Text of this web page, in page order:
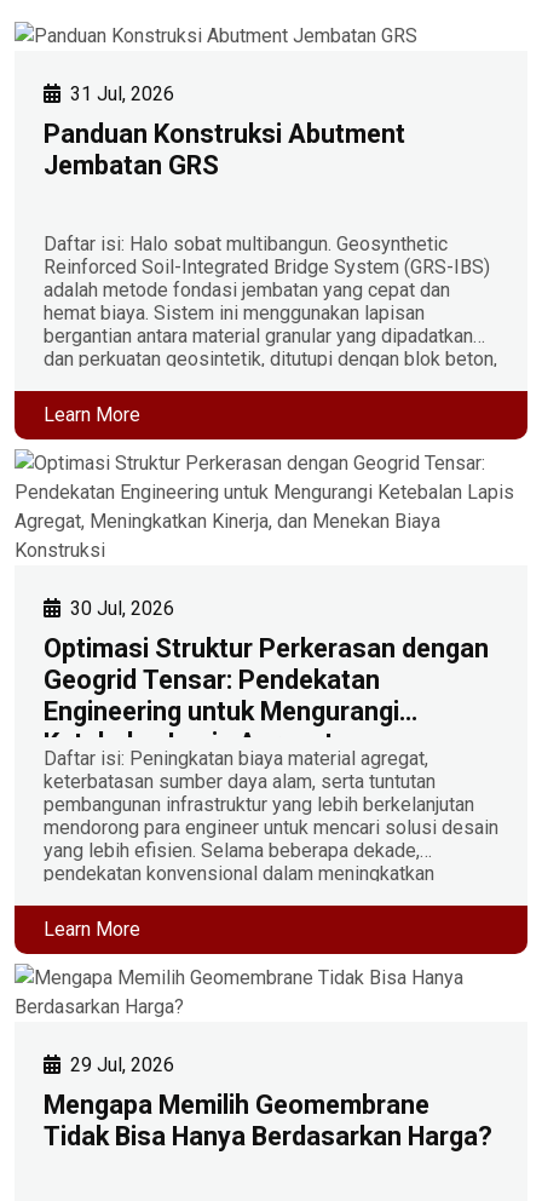
31 Jul, 2026
Panduan Konstruksi Abutment
Jembatan GRS
Daftar isi: Halo sobat multibangun. Geosynthetic
Reinforced Soil-Integrated Bridge System (GRS-IBS)
adalah metode fondasi jembatan yang cepat dan
hemat biaya. Sistem ini menggunakan lapisan
bergantian antara material granular yang dipadatkan
dan perkuatan geosintetik, ditutupi dengan blok beton,
langsung tanpa pengecoran beton atau fondasi tiang
pancang dalam. Apa Itu Sistem Jembatan […]
Learn More
30 Jul, 2026
Optimasi Struktur Perkerasan dengan
Geogrid Tensar: Pendekatan
Engineering untuk Mengurangi
Ketebalan Lapis Agregat,
Meningkatkan Kinerja, dan Menekan
Biaya Konstruksi
Daftar isi: Peningkatan biaya material agregat,
keterbatasan sumber daya alam, serta tuntutan
pembangunan infrastruktur yang lebih berkelanjutan
mendorong para engineer untuk mencari solusi desain
yang lebih efisien. Selama beberapa dekade,
pendekatan konvensional dalam meningkatkan
dengan menambah ketebalan lapisan agregat.
Meskipun efektif, pendekatan ini berdampak pada
meningkatnya volume material, biaya transportasi, […]
Learn More
29 Jul, 2026
Mengapa Memilih Geomembrane
Tidak Bisa Hanya Berdasarkan Harga?